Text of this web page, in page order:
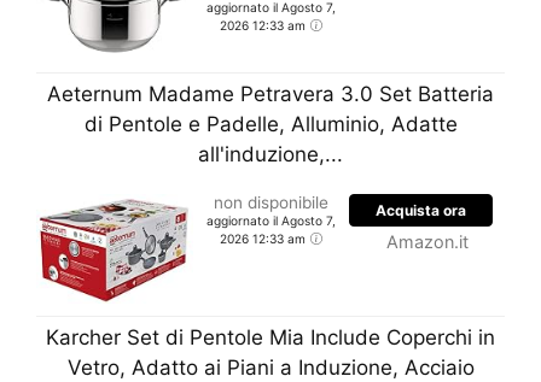
aggiornato il Agosto 7,
2026 12:33 am
Aeternum Madame Petravera 3.0 Set Batteria
di Pentole e Padelle, Alluminio, Adatte
all'induzione,...
non disponibile
aggiornato il Agosto 7,
2026 12:33 am
Acquista ora
Amazon.it
Karcher Set di Pentole Mia Include Coperchi in
Vetro, Adatto ai Piani a Induzione, Acciaio